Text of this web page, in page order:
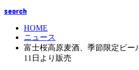
search
HOME
ニュース
富士桜高原麦酒、季節限定ビー
11日より販売